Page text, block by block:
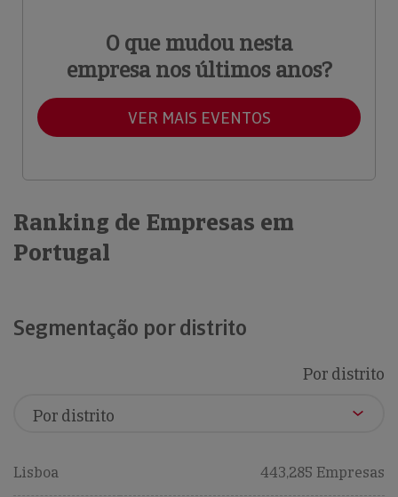
O que mudou nesta
empresa nos últimos anos?
VER MAIS EVENTOS
Ranking de Empresas em
Portugal
Segmentação por distrito
Por distrito
Lisboa 443,285 Empresas